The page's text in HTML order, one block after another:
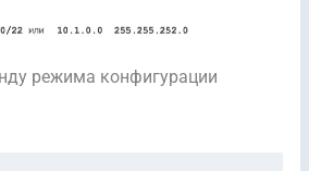
режима конфигурации